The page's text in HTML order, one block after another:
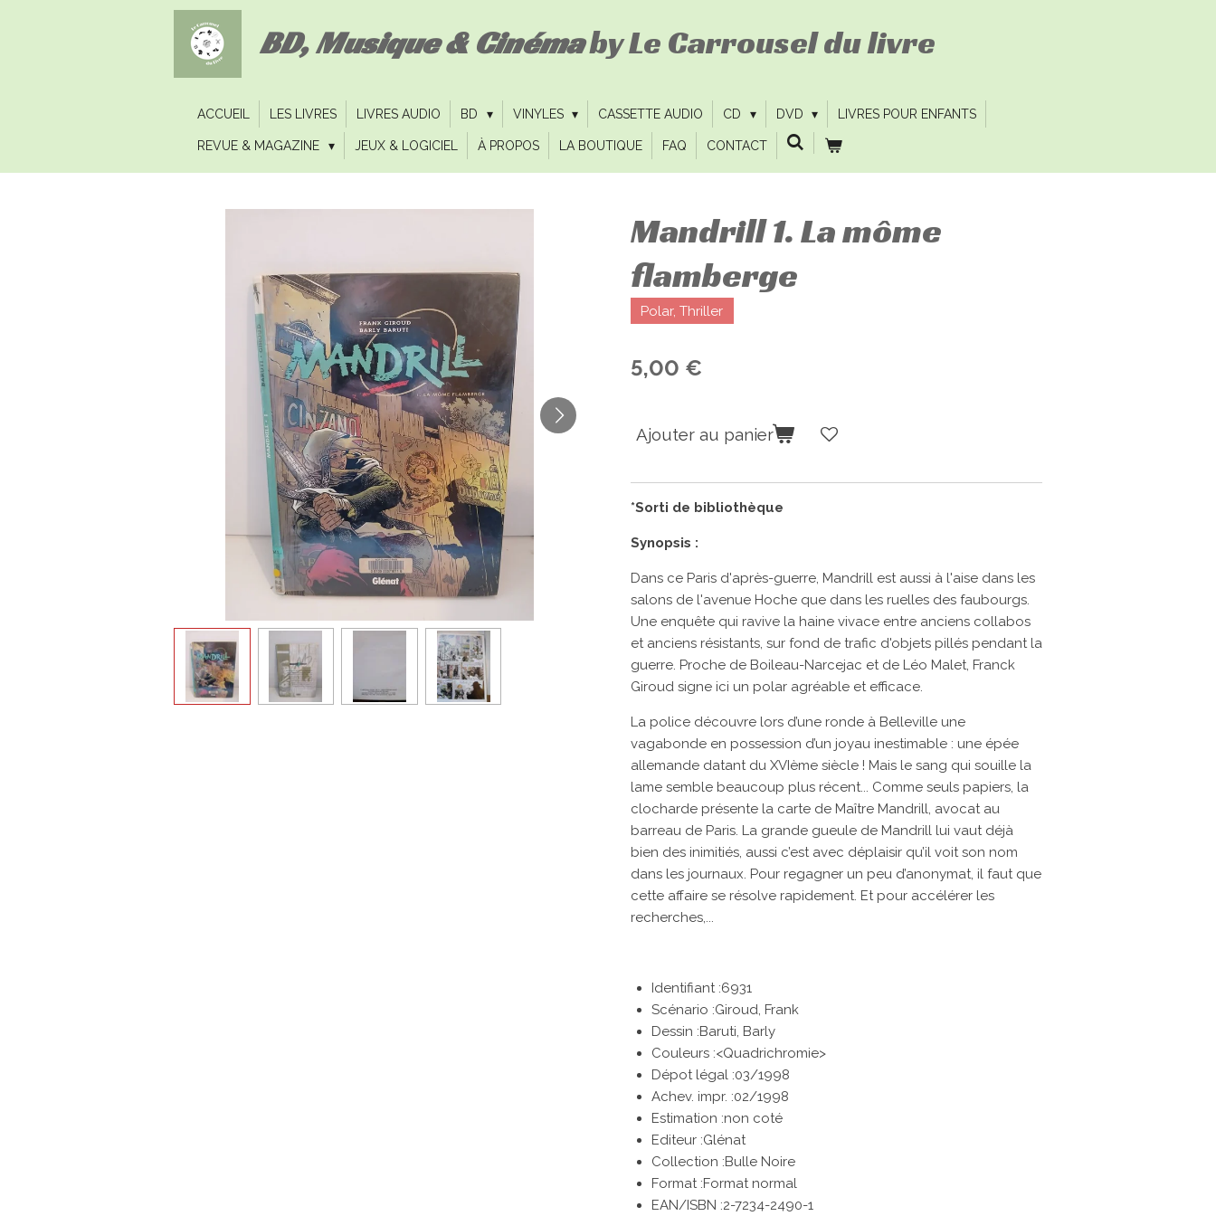
BD, Musique & Cinémaby Le Carrousel du livre
ACCUEIL LES LIVRES LIVRES AUDIO BD VINYLES CASSETTE AUDIO CD DVD LIVRES POUR ENFANTS
REVUE & MAGAZINE JEUX & LOGICIEL À PROPOS LA BOUTIQUE FAQ CONTACT
Mandrill 1. La môme
flamberge
Polar, Thriller
5,00 €
Ajouter au panier
*Sorti de bibliothèque
Synopsis :
Dans ce Paris d'après-guerre, Mandrill est aussi à l'aise dans les
salons de l'avenue Hoche que dans les ruelles des faubourgs.
Une enquête qui ravive la haine vivace entre anciens collabos
et anciens résistants, sur fond de trafic d'objets pillés pendant la
guerre. Proche de Boileau-Narcejac et de Léo Malet, Franck
Giroud signe ici un polar agréable et efficace.
La police découvre lors d’une ronde à Belleville une
vagabonde en possession d’un joyau inestimable : une épée
allemande datant du XVIème siècle ! Mais le sang qui souille la
lame semble beaucoup plus récent... Comme seuls papiers, la
clocharde présente la carte de Maître Mandrill, avocat au
barreau de Paris. La grande gueule de Mandrill lui vaut déjà
bien des inimitiés, aussi c’est avec déplaisir qu’il voit son nom
dans les journaux. Pour regagner un peu d’anonymat, il faut que
cette affaire se résolve rapidement. Et pour accélérer les
recherches,...
Identifiant :6931
Scénario :Giroud, Frank
Dessin :Baruti, Barly
Couleurs :<Quadrichromie>
Dépot légal :03/1998
Achev. impr. :02/1998
Estimation :non coté
Editeur :Glénat
Collection :Bulle Noire
Format :Format normal
EAN/ISBN :2-7234-2490-1